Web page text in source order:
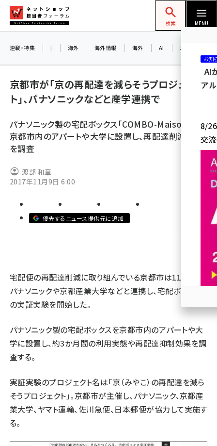
ン
ネットショップ担当者フォーラム
検索 MENU
yahoo (1907)
アスクル (1122)
ビィ・フォアード (777)
連載・特集 | 海外 海外情報 海外 AI メタバース
京都市が「京の再配達を減らそうプロジェク
ト」、パナソニックなどと産学連携で
パナソニック製の宅配ボックス「COMBO-Maison」を
京都市内のアパートや大学に設置し、再配達削減効果
を調査
渡部 和章
2017年11月9日 6:00
優先するニュース提供元に追加
宅配便の再配達削減に取り組んでいる京都市は11月8日、
パナソニックや京都産業大学などと連携し、宅配ボックス
の実証実験を開始した。
パナソニック製の宅配ボックスを京都市内のアパートや大
学に設置し、約3か月間の利用実態や再配達抑制効果を調
査する。
実証実験のプロジェクト名は「京（みやこ）の再配達を減ら
そうプロジェクト」。京都市が主催し、パナソニック、京都産
業大学、ヤマト運輸、佐川急便、日本郵便が協力して実施す
る。
お知
AI
ア
8/26
交
参